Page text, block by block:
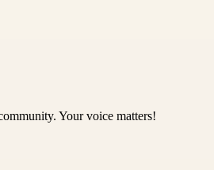
Your voice matters!